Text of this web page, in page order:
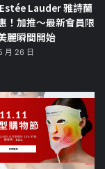
Lauder 雅詩蘭
！加推～最新會員限
麗瞬間開始
月 26 日